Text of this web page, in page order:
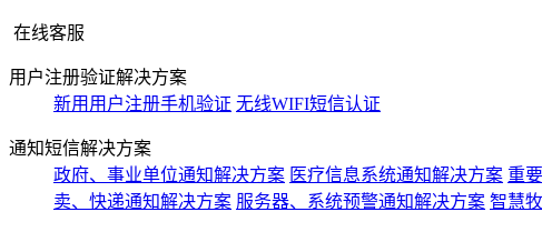
在线客服
用户注册验证解决方案
新用用户注册手机验证 无线WIFI短信认证
通知短信解决方案
政府、事业单位通知解决方案 医疗信息系统通知解决方案 重
卖、快递通知解决方案 服务器、系统预警通知解决方案 智慧